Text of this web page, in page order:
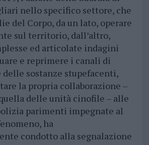
nello specifico settore, che
del Corpo, da un lato, operare
sul territorio, dall’altro,
ed articolate indagini
e reprimere i canali di
sostanze stupefacenti,
la propria collaborazione –
delle unità cinofile – alle
parimenti impegnate al
ha
condotto alla segnalazione